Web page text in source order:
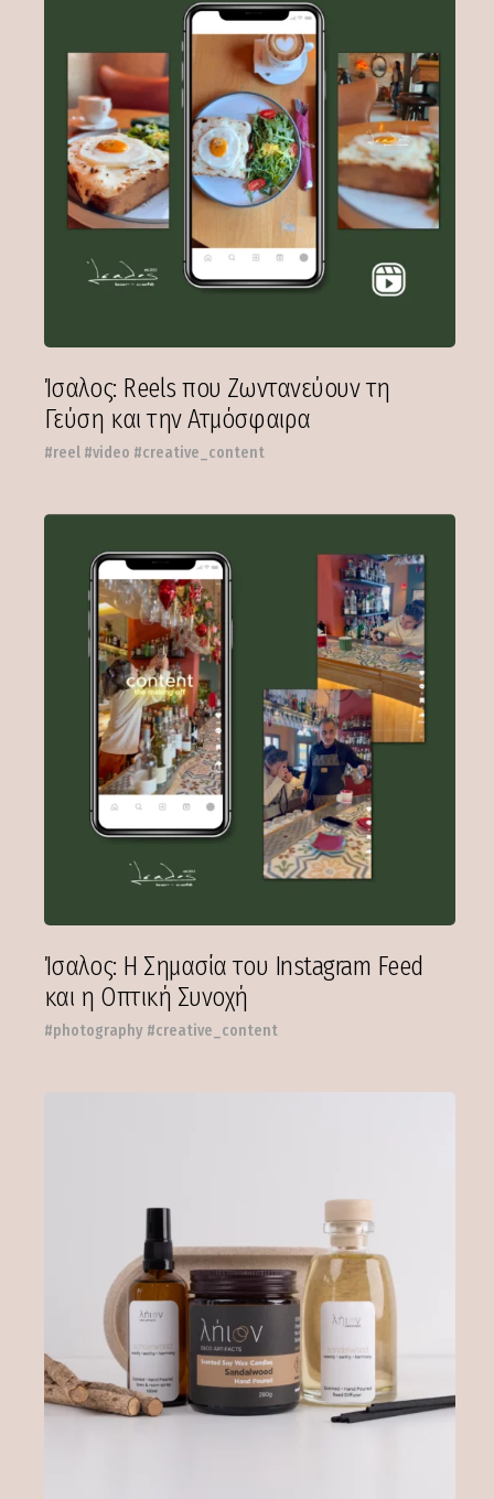
Ίσαλος: Reels που Ζωντανεύουν τη
Γεύση και την Ατμόσφαιρα
#reel #video #creative_content
Ίσαλος: Η Σημασία του Instagram Feed
και η Οπτική Συνοχή
#photography #creative_content